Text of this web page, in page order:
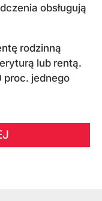
obsługują
rodzinną
lub rentą.
proc. jednego